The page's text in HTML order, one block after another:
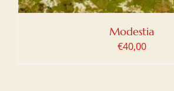
Modestia
€40,00